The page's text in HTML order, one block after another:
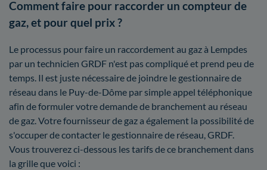
Comment faire pour raccorder un compteur de
gaz, et pour quel prix ?
Le processus pour faire un raccordement au gaz à Lempdes
par un technicien GRDF n'est pas compliqué et prend peu de
temps. Il est juste nécessaire de joindre le gestionnaire de
réseau dans le Puy-de-Dôme par simple appel téléphonique
afin de formuler votre demande de branchement au réseau
de gaz. Votre fournisseur de gaz a également la possibilité de
s'occuper de contacter le gestionnaire de réseau, GRDF.
Vous trouverez ci-dessous les tarifs de ce branchement dans
la grille que voici :